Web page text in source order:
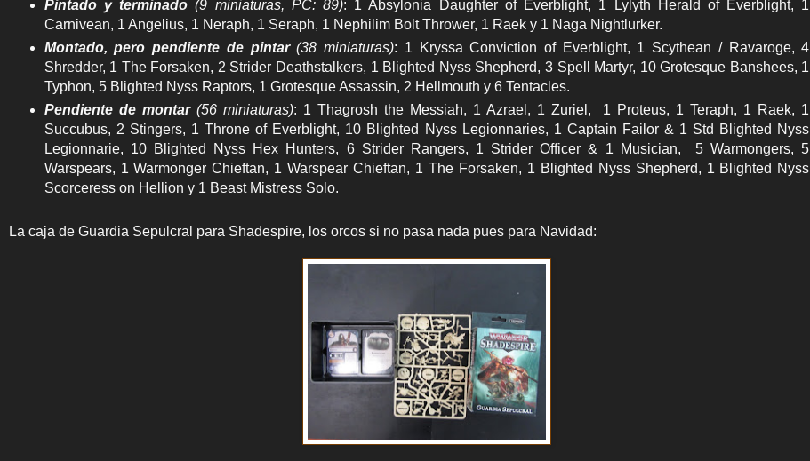
Pintado y terminado (9 miniaturas, PC: 89): 1 Absylonia Daughter of Everblight, 1 Lylyth Herald of Everblight, 1
Carnivean, 1 Angelius, 1 Neraph, 1 Seraph, 1 Nephilim Bolt Thrower, 1 Raek y 1 Naga Nightlurker.
Montado, pero pendiente de pintar(38 miniaturas): 1 Kryssa Conviction of Everblight, 1 Scythean / Ravaroge, 4
Shredder, 1 The Forsaken, 2 Strider Deathstalkers, 1 Blighted Nyss Shepherd, 3 Spell Martyr, 10 Grotesque Banshees, 1
Typhon, 5 Blighted Nyss Raptors, 1 Grotesque Assassin, 2 Hellmouth y 6 Tentacles.
Pendiente de montar (56 miniaturas): 1 Thagrosh the Messiah, 1 Azrael, 1 Zuriel, 1 Proteus, 1 Teraph, 1 Raek, 1
Succubus, 2 Stingers, 1 Throne of Everblight, 10 Blighted Nyss Legionnaries, 1 Captain Failor & 1 Std Blighted Nyss
Legionnarie, 10 Blighted Nyss Hex Hunters, 6 Strider Rangers, 1 Strider Officer & 1 Musician, 5 Warmongers, 5
Warspears, 1 Warmonger Chieftan, 1 Warspear Chieftan, 1 The Forsaken, 1 Blighted Nyss Shepherd, 1 Blighted Nyss
Scorceress on Hellion y 1 Beast Mistress Solo.
La caja de Guardia Sepulcral para Shadespire, los orcos si no pasa nada pues para Navidad: